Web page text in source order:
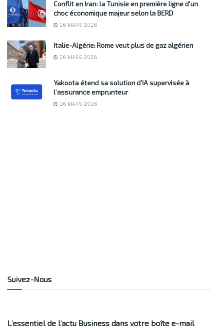
Conflit en Iran: la Tunisie en première ligne d’un
choc économique majeur selon la BERD
26 MARS 2026
Italie-Algérie: Rome veut plus de gaz algérien
26 MARS 2026
Yakoota étend sa solution d’IA supervisée à
l’assurance emprunteur
26 MARS 2026
Suivez-Nous
L’essentiel de l’actu Business dans votre boîte e-mail